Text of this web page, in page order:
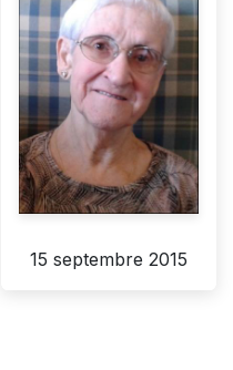
15 septembre 2015